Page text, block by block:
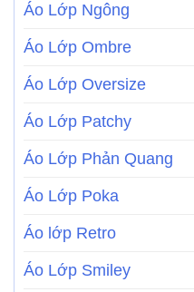
Áo Lớp Ngông
Áo Lớp Ombre
Áo Lớp Oversize
Áo Lớp Patchy
Áo Lớp Phản Quang
Áo Lớp Poka
Áo lớp Retro
Áo Lớp Smiley